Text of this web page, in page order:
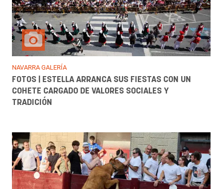
NAVARRA GALERÍA
FOTOS | ESTELLA ARRANCA SUS FIESTAS CON UN
COHETE CARGADO DE VALORES SOCIALES Y
TRADICIÓN